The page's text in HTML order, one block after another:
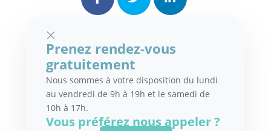
×
Prenez rendez-vous
gratuitement
Nous sommes à votre disposition du lundi
au vendredi de 9h à 19h et le samedi de
10h à 17h.
Vous préférez nous appeler ?